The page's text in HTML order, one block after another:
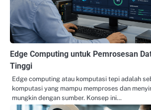
Edge Computing untuk Pemrosesan
Tinggi
Edge computing atau komputasi tepi adalah
komputasi yang mampu memproses dan
mungkin dengan sumber. Konsep ini…